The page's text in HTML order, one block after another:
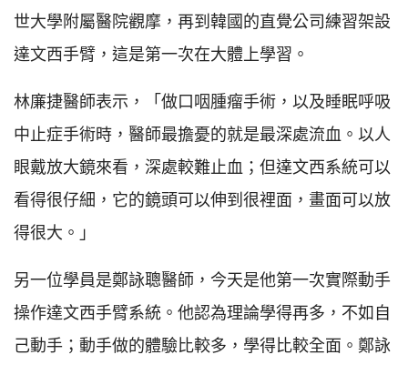
世大學附屬醫院觀摩，再到韓國的直覺公司練習架設
達文西手臂，這是第一次在大體上學習。
林廉捷醫師表示，「做口咽腫瘤手術，以及睡眠呼吸
中止症手術時，醫師最擔憂的就是最深處流血。以人
眼戴放大鏡來看，深處較難止血；但達文西系統可以
看得很仔細，它的鏡頭可以伸到很裡面，畫面可以放
得很大。」
另一位學員是鄭詠聰醫師，今天是他第一次實際動手
操作達文西手臂系統。他認為理論學得再多，不如自
己動手；動手做的體驗比較多，學得比較全面。鄭詠